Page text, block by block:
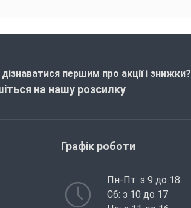
першим про акції і знижки?
на нашу розсилку
Графік роботи
Пн-Пт: з 9 до 18
Сб: з 10 до 17